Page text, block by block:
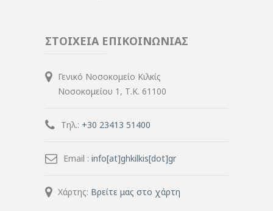
ΣΤΟΙΧΕΙΑ ΕΠΙΚΟΙΝΩΝΙΑΣ
Γενικό Νοσοκομείο Κιλκίς
Νοσοκομείου 1, Τ.Κ. 61100
Τηλ.: +30 23413 51400
Email : info[at]ghkilkis[dot]gr
Χάρτης: Βρείτε μας στο χάρτη